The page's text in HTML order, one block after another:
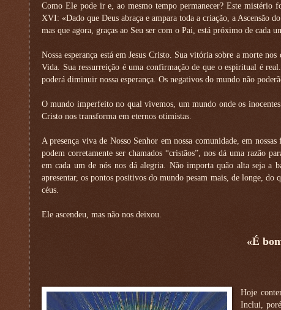
Como Ele pode ir e, ao mesmo tempo permanecer? Este mistério
XVI: «Dado que Deus abraça e ampara toda a criação, a Ascensão
mas que agora, graças ao Seu ser com o Pai, está próximo de cada
Nossa esperança está em Jesus Cristo. Sua vitória sobre a morte
Vida. Sua ressurreição é uma confirmação de que o espiritual é
poderá diminuir nossa esperança. Os negativos do mundo não
O mundo imperfeito no qual vivemos, um mundo onde os
Cristo nos transforma em eternos otimistas.
A presença viva de Nosso Senhor em nossa comunidade, em
podem corretamente ser chamados “cristãos”, nos dá uma razão
em cada um de nós nos dá alegria. Não importa quão alta seja a
apresentar, os pontos positivos do mundo pesam mais, de longe, do
céus.
Ele ascendeu, mas não nos deixou.
«É
Hoje
Inclui,